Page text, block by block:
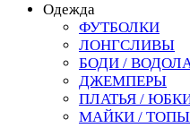
Одежда
ФУТБОЛКИ
ЛОНГСЛИВЫ
БОДИ /
ДЖЕМПЕРЫ
ПЛАТЬЯ /
МАЙКИ / ТОПЫ